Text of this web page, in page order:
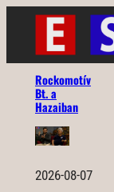
Ugrás
tartalomhoz
Rockomotív
Bt. a
Hazaiban
2026-08-07